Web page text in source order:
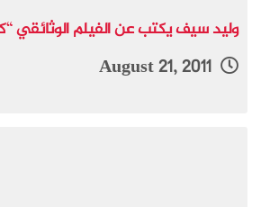
وليد سيف يكتب عن الفيلم الوثائقي